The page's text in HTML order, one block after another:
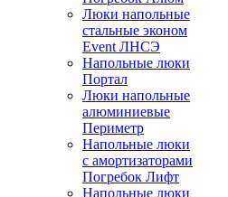
Люки напольные
стальные эконом
Event ЛНСЭ
Напольные люки
Портал
Люки напольные
алюминиевые
Периметр
Напольные люки
с амортизаторами
Погребок Лифт
Напольные люки